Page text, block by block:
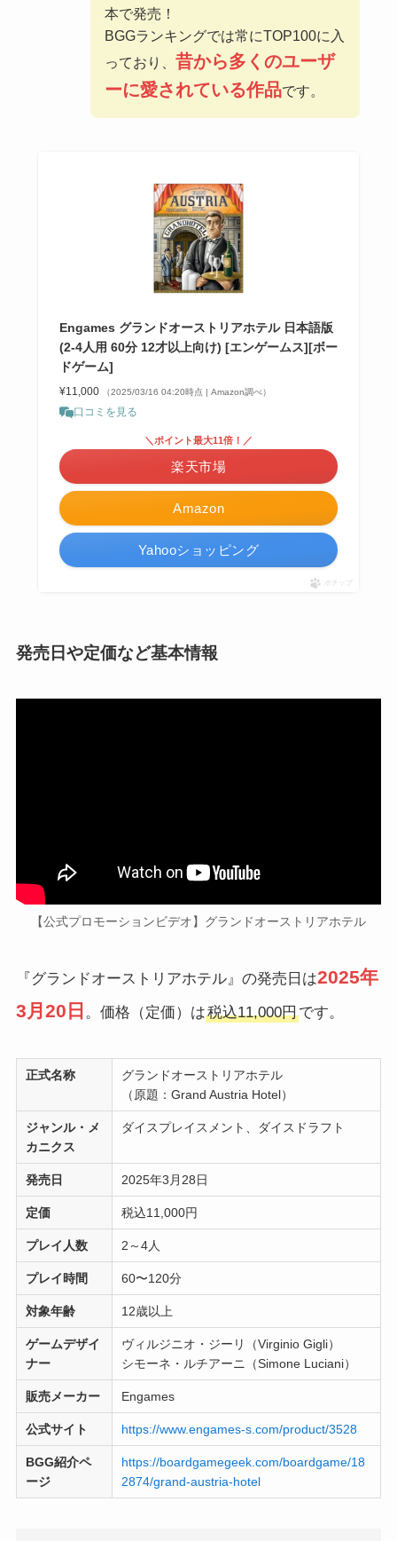
本で発売！
BGGランキングでは常にTOP100に入
っており、昔から多くのユーザ
ーに愛されている作品です。
Engames グランドオーストリアホテル 日本語版
(2-4人用 60分 12才以上向け) [エンゲームス][ボー
ドゲーム]
¥11,000 （2025/03/16 04:20時点 | Amazon調べ）
口コミを見る
Amazon
＼ポイント最大11倍！／
楽天市場
Yahooショッピング
ポチップ
発売日や定価など基本情報
【公式プロモーションビデオ】グランドオーストリアホテル
『グランドオーストリアホテル』の発売日は2025年
3月20日 。価格（定価）は税込11,000円です。
正式名称
グランドオーストリアホテル
（原題：Grand Austria Hotel）
ジャンル・メ
カニクス
ダイスプレイスメント、ダイスドラフト
発売日 2025年3月28日
定価 税込11,000円
プレイ人数 2～4人
プレイ時間 60〜120分
対象年齢 12歳以上
ゲームデザイ
ナー
ヴィルジニオ・ジーリ（Virginio Gigli）
シモーネ・ルチアーニ（Simone Luciani）
販売メーカー Engames
公式サイト https://www.engames-s.com/product/3528
BGG紹介ペ
ージ
https://boardgamegeek.com/boardgame/18
2874/grand-austria-hotel